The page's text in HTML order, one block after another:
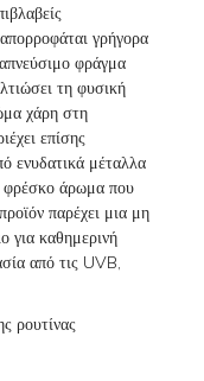
γρήγορα
φράγμα
τη φυσική
χάρη στη
επίσης
ενυδατικά μέταλλα
φρέσκο ​​άρωμα που
παρέχει μια μη
για καθημερινή
από τις UVB,
ρουτίνας